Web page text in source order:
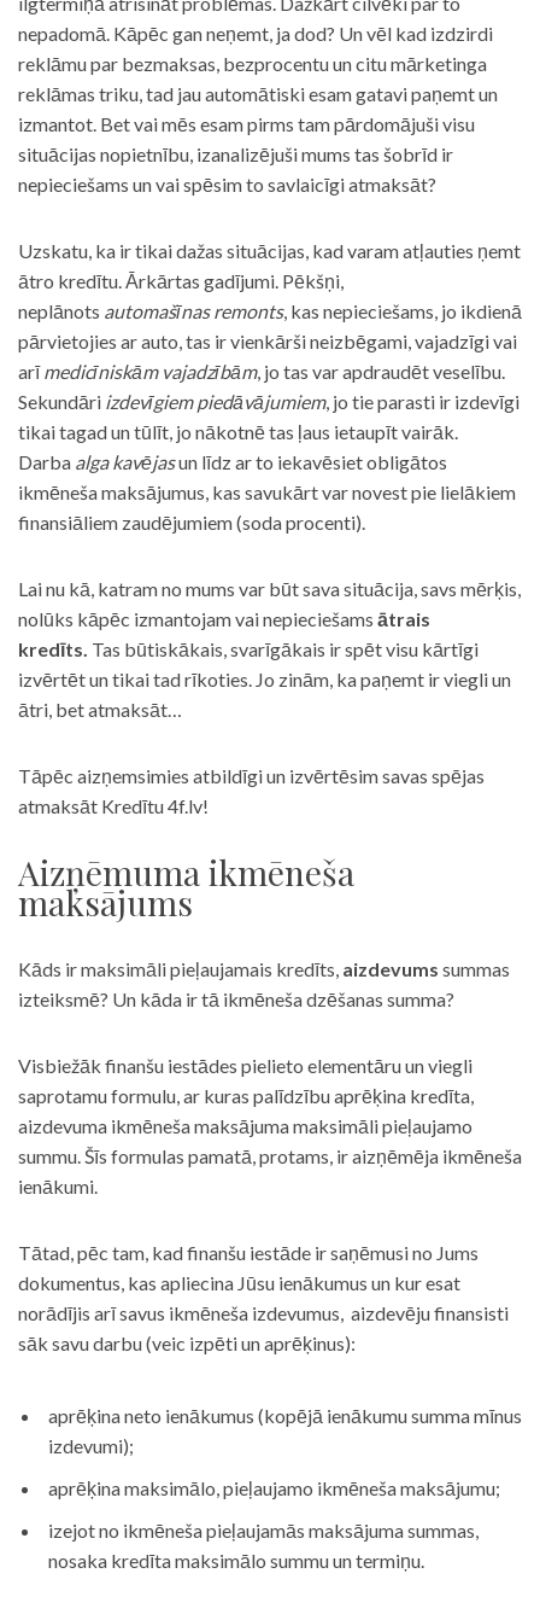
nepadomā. Kāpēc gan neņemt, ja dod? Un vēl kad izdzirdi
reklāmu par bezmaksas, bezprocentu un citu mārketinga
reklāmas triku, tad jau automātiski esam gatavi paņemt un
izmantot. Bet vai mēs esam pirms tam pārdomājuši visu
situācijas nopietnību, izanalizējuši mums tas šobrīd ir
nepieciešams un vai spēsim to savlaicīgi atmaksāt?
Uzskatu, ka ir tikai dažas situācijas, kad varam atļauties ņemt
ātro kredītu. Ārkārtas gadījumi. Pēkšņi,
neplānots automašīnas remonts, kas nepieciešams, jo ikdienā
pārvietojies ar auto, tas ir vienkārši neizbēgami, vajadzīgi vai
arīmedicīniskām vajadzībām, jo tas var apdraudēt veselību.
Sekundāri izdevīgiem piedāvājumiem, jo tie parasti ir izdevīgi
tikai tagad un tūlīt, jo nākotnē tas ļaus ietaupīt vairāk.
Darba alga kavējasun līdz ar to iekavēsiet obligātos
ikmēneša maksājumus, kas savukārt var novest pie lielākiem
finansiāliem zaudējumiem (soda procenti).
Lai nu kā, katram no mums var būt sava situācija, savs mērķis,
nolūks kāpēc izmantojam vai nepieciešams ātrais
kredīts. Tas būtiskākais, svarīgākais ir spēt visu kārtīgi
izvērtēt un tikai tad rīkoties. Jo zinām, ka paņemt ir viegli un
ātri, bet atmaksāt…
Tāpēc aizņemsimies atbildīgi un izvērtēsim savas spējas
atmaksāt Kredītu 4f.lv!
Aizņēmuma ikmēneša
maksājums
Kāds ir maksimāli pieļaujamais kredīts, aizdevums summas
izteiksmē? Un kāda ir tā ikmēneša dzēšanas summa?
Visbiežāk finanšu iestādes pielieto elementāru un viegli
saprotamu formulu, ar kuras palīdzību aprēķina kredīta,
aizdevuma ikmēneša maksājuma maksimāli pieļaujamo
summu. Šīs formulas pamatā, protams, ir aizņēmēja ikmēneša
ienākumi.
Tātad, pēc tam, kad finanšu iestāde ir saņēmusi no Jums
dokumentus, kas apliecina Jūsu ienākumus un kur esat
norādījis arī savus ikmēneša izdevumus, aizdevēju finansisti
sāk savu darbu (veic izpēti un aprēķinus):
aprēķina neto ienākumus (kopējā ienākumu summa mīnus
izdevumi);
aprēķina maksimālo, pieļaujamo ikmēneša maksājumu;
izejot no ikmēneša pieļaujamās maksājuma summas,
nosaka kredīta maksimālo summu un termiņu.